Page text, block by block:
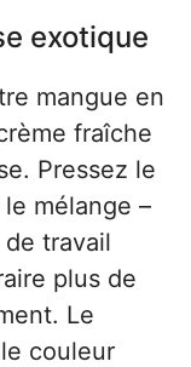
exotique
mangue en
fraîche
Pressez le
mélange –
travail
plus de
Le
couleur